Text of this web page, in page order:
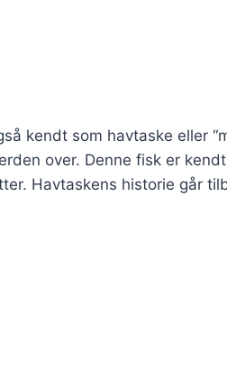
kendt som havtaske eller
over. Denne fisk er
Havtaskens historie går